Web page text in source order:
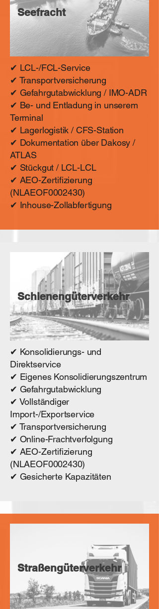
Seefracht
✔ LCL-/FCL-Service
✔ Transportversicherung
✔ Gefahrgutabwicklung / IMO-ADR
✔ Be- und Entladung in unserem
Terminal
✔ Lagerlogistik / CFS-Station
✔ Dokumentation über Dakosy /
ATLAS
✔ Stückgut / LCL-LCL
✔ AEO-Zertifizierung
(NLAEOF0002430)
✔ Inhouse-Zollabfertigung
Schienengüterverkehr
✔ Konsolidierungs- und
Direktservice
✔ Eigenes Konsolidierungszentrum
✔ Gefahrgutabwicklung
✔ Vollständiger
Import-/Exportservice
✔ Transportversicherung
✔ Online-Frachtverfolgung
✔ AEO-Zertifizierung
(NLAEOF0002430)
✔ Gesicherte Kapazitäten
Straßengüterverkehr